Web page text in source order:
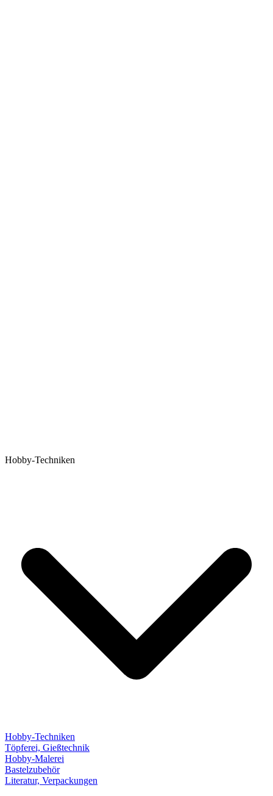
Hobby-Techniken
Hobby-Techniken
Töpferei, Gießtechnik
Hobby-Malerei
Bastelzubehör
Literatur, Verpackungen